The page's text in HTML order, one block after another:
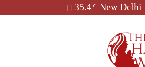
35.4 C New Delhi
World